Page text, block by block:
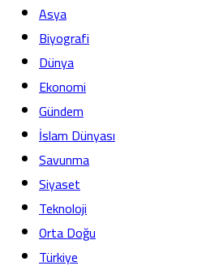
Asya
Biyografi
Dünya
Ekonomi
Gündem
İslam Dünyası
Savunma
Siyaset
Teknoloji
Orta Doğu
Türkiye